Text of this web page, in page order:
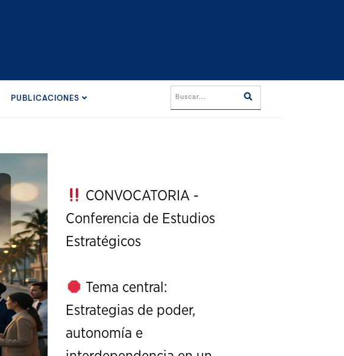
PUBLICACIONES
CONVOCATORIA -
Conferencia de Estudios
Estratégicos
Tema central:
Estrategias de poder,
autonomía e